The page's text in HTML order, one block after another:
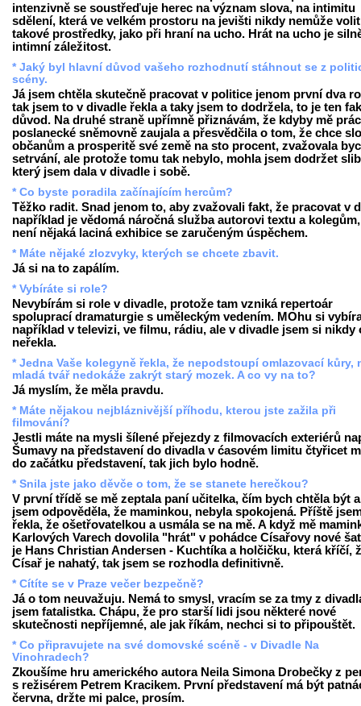
intenzivně se soustřeďuje herec na význam slova, na intimitu
sdělení, která ve velkém prostoru na jevišti nikdy nemůže volit
takové prostředky, jako při hraní na ucho. Hrát na ucho je
intimní záležitost.
* Jaký byl hlavní důvod vašeho rozhodnutí stáhnout se z
scény.
Já jsem chtěla skutečně pracovat v politice jenom první dva
tak jsem to v divadle řekla a taky jsem to dodržela, to je ten
důvod. Na druhé straně upřímně přiznávám, že kdyby mě
poslanecké sněmovně zaujala a přesvědčila o tom, že chce
občanům a prosperitě své země na sto procent, zvažovala
setrvání, ale protože tomu tak nebylo, mohla jsem dodržet
který jsem dala v divadle i sobě.
* Co byste poradila začínajícím hercům?
Těžko radit. Snad jenom to, aby zvažovali fakt, že pracovat v
například je vědomá náročná služba autorovi textu a
není nějaká laciná exhibice se zaručeným úspěchem.
* Máte nějaké zlozvyky, kterých se chcete zbavit.
Já si na to zapálím.
* Vybíráte si role?
Nevybírám si role v divadle, protože tam vzniká repertoár
spoluprací dramaturgie s uměleckým vedením. MOhu si
například v televizi, ve filmu, rádiu, ale v divadle jsem si nikdy
neřekla.
* Jedna Vaše kolegyně řekla, že nepodstoupí omlazovací kůry,
mladá tvář nedokáže zakrýt starý mozek. A co vy na to?
Já myslím, že měla pravdu.
* Máte nějakou nejbláznivější příhodu, kterou jste zažila při
filmování?
Jestli máte na mysli šílené přejezdy z filmovacích exteriérů
Šumavy na představení do divadla v ćasovém limitu čtyřicet
do začátku představení, tak jich bylo hodně.
* Snila jste jako děvče o tom, že se stanete herečkou?
V první třídě se mě zeptala paní učitelka, čím bych chtěla být
jsem odpověděla, že maminkou, nebyla spokojená. Příště
řekla, že ošetřovatelkou a usmála se na mě. A když mě
Karlových Varech dovolila "hrát" v pohádce Císařovy nové
je Hans Christian Andersen - Kuchtíka a holčičku, která kříčí,
Císař je nahatý, tak jsem se rozhodla definitivně.
* Cítíte se v Praze večer bezpečně?
Já o tom neuvažuju. Nemá to smysl, vracím se za tmy z
jsem fatalistka. Chápu, že pro starší lidi jsou některé nové
skutečnosti nepříjemné, ale jak říkám, nechci si to připouštět.
* Co připravujete na své domovské scéně - v Divadle Na
Vinohradech?
Zkoušíme hru amerického autora Neila Simona Drobečky z
s režisérem Petrem Kracikem. První představení má být
června, držte mi palce, prosím.